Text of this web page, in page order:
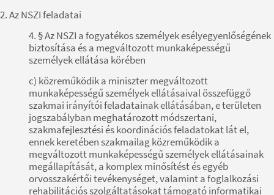
2. Az NSZI feladatai
4. § Az NSZI a fogyatékos személyek esélyegyenlőségének
biztosítása és a megváltozott munkaképességű
személyek ellátása körében
c) közreműködik a miniszter megváltozott
munkaképességű személyek ellátásaival összefüggő
szakmai irányítói feladatainak ellátásában, e területen
jogszabályban meghatározott módszertani,
szakmafejlesztési és koordinációs feladatokat lát el,
ennek keretében szakmailag közreműködik a
megváltozott munkaképességű személyek ellátásainak
megállapítását, a komplex minősítést és egyéb
orvosszakértői tevékenységet, valamint a foglalkozási
rehabilitációs szolgáltatásokat támogató informatikai